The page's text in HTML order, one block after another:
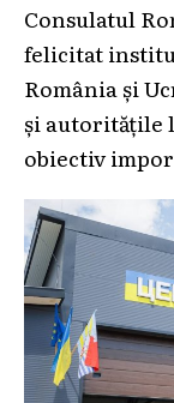
Consulatul
felicitat
România și
și autoritățile
obiectiv